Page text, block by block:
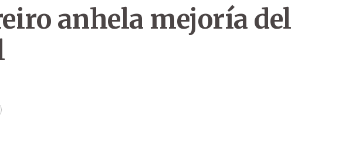
anhela mejoría del